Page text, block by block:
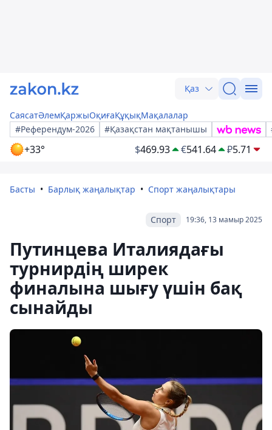
Қаз
СаясатӘлемҚаржыОқиғаҚұқықМақалалар
#Референдум-2026
#Қазақстан мақтанышы
+33° $469.93 €541.64 ₽5.71
Басты Барлық жаңалықтар Спорт жаңалықтары
19:36, 13 мамыр 2025
Спорт
Путинцева Италиядағы
турнирдің ширек
финалына шығу үшін бақ
сынайды